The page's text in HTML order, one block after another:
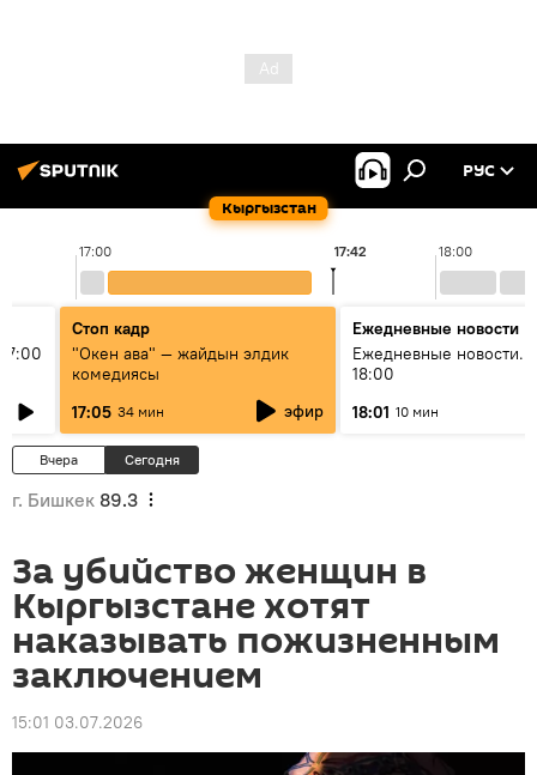
Кыргызстан
РУС
17:00 18:00
17:42
Стоп кадр
"Окен ава" — жайдын элдик
комедиясы
17:05 34 мин эфир
Ежедневные новости
Ежедневные новости.
18:00
18:01 10 мин
Вчера Сегодня
г. Бишкек 89.3
За убийство женщин в
Кыргызстане хотят
наказывать пожизненным
заключением
15:01 03.07.2026